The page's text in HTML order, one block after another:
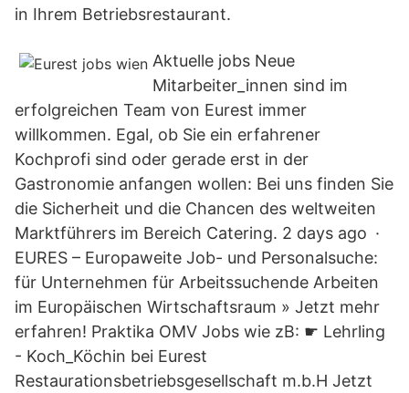
in Ihrem Betriebsrestaurant.
Aktuelle jobs Neue
Mitarbeiter_innen sind im
erfolgreichen Team von Eurest immer
willkommen. Egal, ob Sie ein erfahrener
Kochprofi sind oder gerade erst in der
Gastronomie anfangen wollen: Bei uns finden Sie
die Sicherheit und die Chancen des weltweiten
Marktführers im Bereich Catering. 2 days ago ·
EURES – Europaweite Job- und Personalsuche:
für Unternehmen für Arbeitssuchende Arbeiten
im Europäischen Wirtschaftsraum » Jetzt mehr
erfahren! Praktika OMV Jobs wie zB: ☛ Lehrling
- Koch_Köchin bei Eurest
Restaurationsbetriebsgesellschaft m.b.H Jetzt